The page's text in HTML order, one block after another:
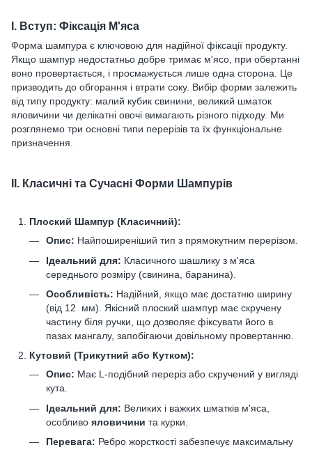
I. Вступ: Фіксація М'яса
Форма шампура є ключовою для надійної фіксації продукту.
Якщо шампур недостатньо добре тримає м'ясо, при обертанні
воно провертається, і просмажується лише одна сторона. Це
призводить до обгорання і втрати соку. Вибір форми залежить
від типу продукту: малий кубик свинини, великий шматок
яловичини чи делікатні овочі вимагають різного підходу. Ми
розглянемо три основні типи перерізів та їх функціональне
призначення.
II. Класичні та Сучасні Форми Шампурів
Плоский Шампур (Класичний):
Опис: Найпоширеніший тип з прямокутним перерізом.
Ідеальний для: Класичного шашлику з м'яса
середнього розміру (свинина, баранина).
Особливість: Надійний, якщо має достатню ширину
(від 12 мм). Якісний плоский шампур має скручену
частину біля ручки, що дозволяє фіксувати його в
пазах мангалу, запобігаючи довільному провертанню.
Кутовий (Трикутний або Кутком):
Опис: Має L-подібний переріз або скручений у вигляді
кута.
Ідеальний для: Великих і важких шматків м'яса,
особливо яловичини та курки.
Перевага: Ребро жорсткості забезпечує максимальну